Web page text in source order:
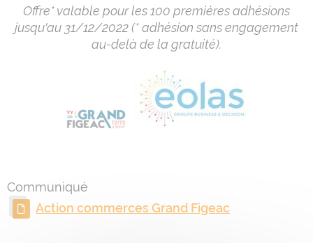
Offre* valable pour les 100 premières adhésions
jusqu'au 31/12/2022 (* adhésion sans engagement
au-delà de la gratuité).
Communiqué
Action commerces Grand Figeac